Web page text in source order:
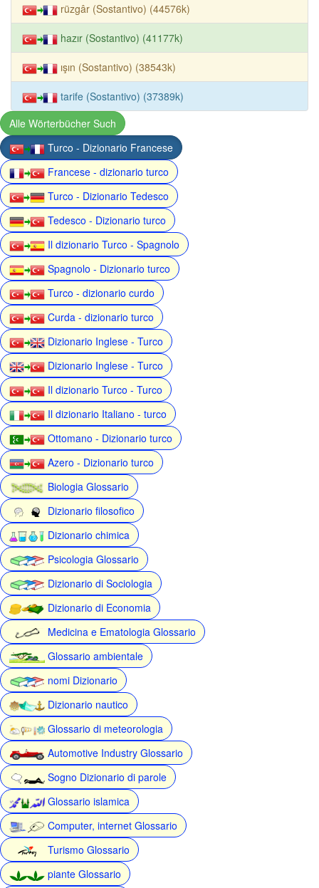
rüzgâr (Sostantivo) (44576k)
hazır (Sostantivo) (41177k)
ışın (Sostantivo) (38543k)
tarife (Sostantivo) (37389k)
Alle Wörterbücher Such
Turco - Dizionario Francese
Francese - dizionario turco
Turco - Dizionario Tedesco
Tedesco - Dizionario turco
Il dizionario Turco - Spagnolo
Spagnolo - Dizionario turco
Turco - dizionario curdo
Curda - dizionario turco
Dizionario Inglese - Turco
Dizionario Inglese - Turco
Il dizionario Turco - Turco
Il dizionario Italiano - turco
Ottomano - Dizionario turco
Azero - Dizionario turco
Biologia Glossario
Dizionario filosofico
Dizionario chimica
Psicologia Glossario
Dizionario di Sociologia
Dizionario di Economia
Medicina e Ematologia Glossario
Glossario ambientale
nomi Dizionario
Dizionario nautico
Glossario di meteorologia
Automotive Industry Glossario
Sogno Dizionario di parole
Glossario islamica
Computer, internet Glossario
Turismo Glossario
piante Glossario